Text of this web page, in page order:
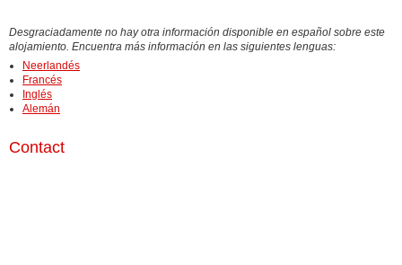
Desgraciadamente no hay otra información disponible en español sobre este
alojamiento. Encuentra más información en las siguientes lenguas:
Neerlandés
Francés
Inglés
Alemán
Contact